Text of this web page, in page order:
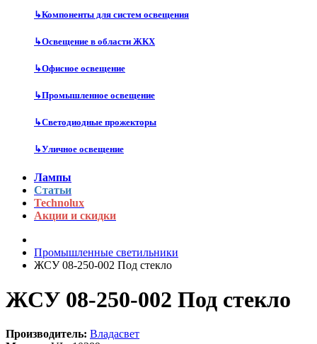
↳Компоненты для систем освещения
↳Освещение в области ЖКХ
↳Офисное освещение
↳Промышленное освещение
↳Светодиодные прожекторы
↳Уличное освещение
Лампы
Статьи
Technolux
Акции и скидки
Промышленные светильники
ЖСУ 08-250-002 Под стекло
ЖСУ 08-250-002 Под стекло
Производитель: Владасвет